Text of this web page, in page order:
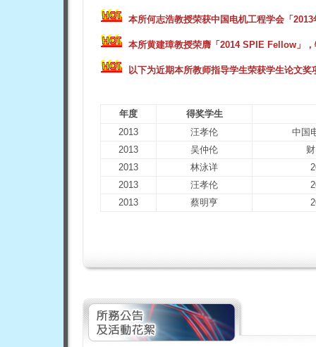
本所何志浩教授荣获中国电机工程学会「
本所黄建璋教授荣膺「 2014 SPIE Fellow」
以下为近期本所教师指导学生荣获学生论文奖
年度
得奖学生
2013
汪孝伦
中国
2013
吴仲伦
2013
林泳详
2013
汪孝伦
2013
蔡明亨